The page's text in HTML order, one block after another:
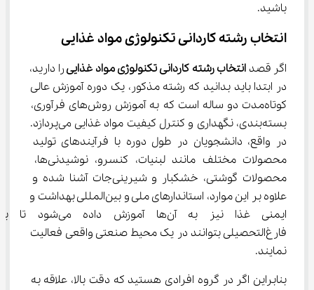
باشید.
انتخاب رشته ﻛﺎردانی ﺗﻜﻨﻮﻟﻮژی ﻣﻮاد ﻏﺬایی
اگر قصد انتخاب رشته ﻛﺎردانیﺗﻜﻨﻮﻟﻮژیﻣﻮاد ﻏﺬایی را دارید،
در ابتدا باید بدانید که رشته مذکور، یک دوره آموزش عالی
کوتاه‌مدت دو ساله است که به آموزش روش‌های فرآوری،
بسته‌بندی، نگهداری و کنترل کیفیت مواد غذایی می‌پردازد.
در واقع، دانشجویان در طول دوره با فرآیند‎های تولید
محصولات مختلف مانند لبنیات، کنسرو، نوشیدنی‌ها،
محصولات گوشتی، خشکبار و شیرینی‌جات آشنا شده و
علاوه بر این موارد، استاندارهای ملی و بین‌المللی بهداشت و
ایمنی غذا نیز به آن‌ها آموزش
فار‌غ‌التحصیلی بتوانند در یک محیط صنعتی واقعی فعالیت
نمایند.
بنابراین اگر در گروه افرادی هستید که دقت بالا، علاقه به